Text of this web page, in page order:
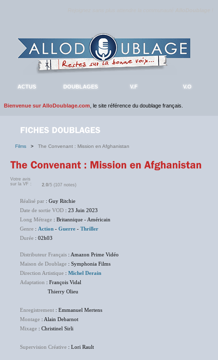
ACTUS DOUBLAGES V.F V.O
Bienvenue sur AlloDoublage.com , le site référence du doublage français.
Films > The Convenant : Mission en Afghanistan
Votre avis
sur la VF :
2.0/5 (107 notes)
Réalisé par : Guy Ritchie
Date de sortie VOD : 23 Juin 2023
Long Métrage : Britannique - Américain
Genre : Action - Guerre - Thriller
Durée : 02h03
Distributeur Français : Amazon Prime Vidéo
Maison de Doublage : Symphonia Films
Direction Artistique : Michel Derain
Adaptation : François Vidal
Thierry Olieu
Enregistrement : Emmanuel Mertens
Montage : Alain Debarnot
Mixage : Christinel Sirli
Supervision Créative : Lori Rault